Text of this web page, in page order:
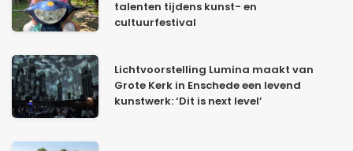
talenten tijdens kunst- en
cultuurfestival
Lichtvoorstelling Lumina maakt van
Grote Kerk in Enschede een levend
kunstwerk: ‘Dit is next level’